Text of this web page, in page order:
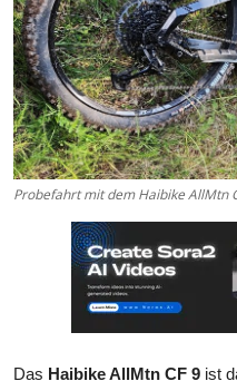
Probefahrt mit dem Haibike AllMtn
Das Haibike AllMtn CF 9 ist